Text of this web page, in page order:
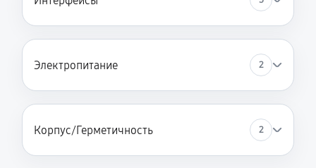
Электропитание 2
Корпус/Герметичность 2